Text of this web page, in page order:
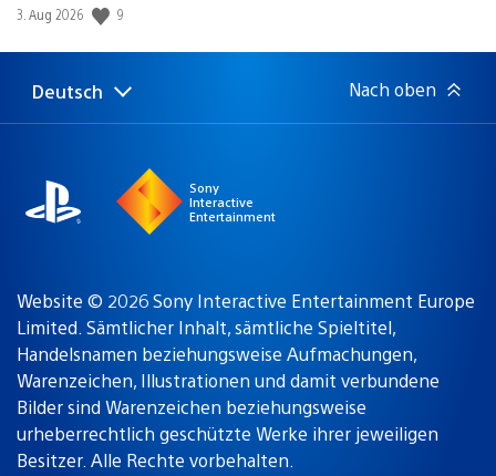
Veröffentlichungsdatum:
3. Aug 2026 9
Select
Aktuelle
Deutsch Nach oben
Sony
Interactive
Entertainment
Website © 2026 Sony Interactive Entertainment Europe
Limited. Sämtlicher Inhalt, sämtliche Spieltitel,
Handelsnamen beziehungsweise Aufmachungen,
Warenzeichen, Illustrationen und damit verbundene
Bilder sind Warenzeichen beziehungsweise
urheberrechtlich geschützte Werke ihrer jeweiligen
Besitzer. Alle Rechte vorbehalten.